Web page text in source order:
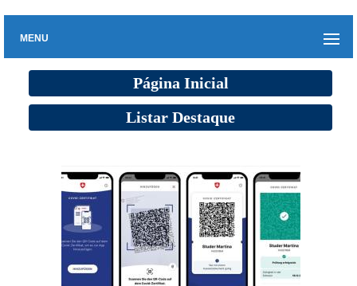
MENU
Página Inicial
Listar Destaque